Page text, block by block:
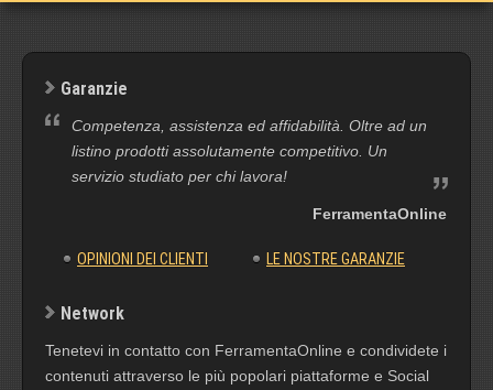
Garanzie
Competenza, assistenza ed affidabilità. Oltre ad un
listino prodotti assolutamente competitivo. Un
servizio studiato per chi lavora!
FerramentaOnline
OPINIONI DEI CLIENTI LE NOSTRE GARANZIE
Network
Tenetevi in contatto con FerramentaOnline e condividete i
contenuti attraverso le più popolari piattaforme e Social